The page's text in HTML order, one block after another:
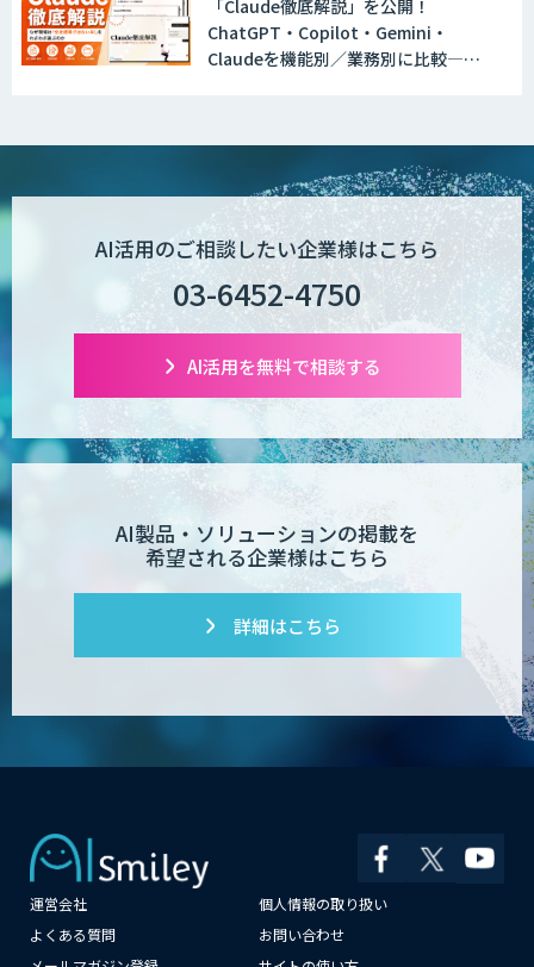
「Claude徹底解説」を公開！
ChatGPT・Copilot・Gemini・
Claudeを機能別／業務別に比較―自
AI活用のご相談したい企業様はこちら
03-6452-4750
AI活用を無料で相談する
AI製品・ソリューションの掲載を
希望される企業様はこちら
詳細はこちら
運営会社
個人情報の取り扱い
よくある質問
お問い合わせ